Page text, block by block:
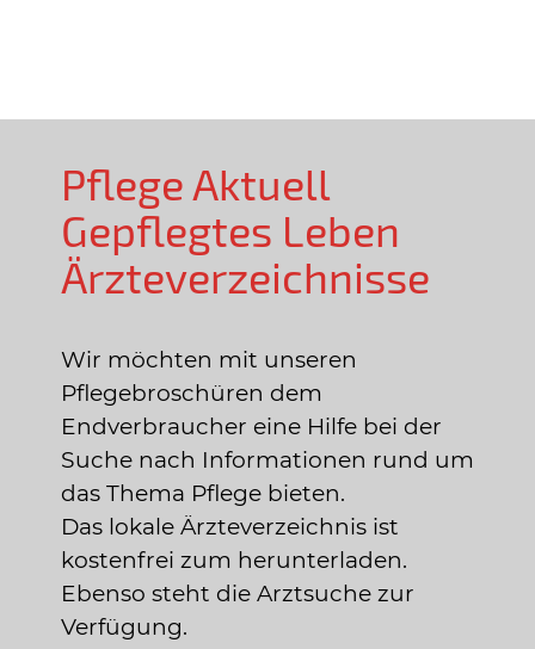
Pflege Aktuell
Gepflegtes Leben
Ärzteverzeichnisse
Wir möchten mit unseren
Pflegebroschüren dem
Endverbraucher eine Hilfe bei der
Suche nach Informationen rund um
das Thema Pflege bieten.
Das lokale Ärzteverzeichnis ist
kostenfrei zum herunterladen.
Ebenso steht die Arztsuche zur
Verfügung.